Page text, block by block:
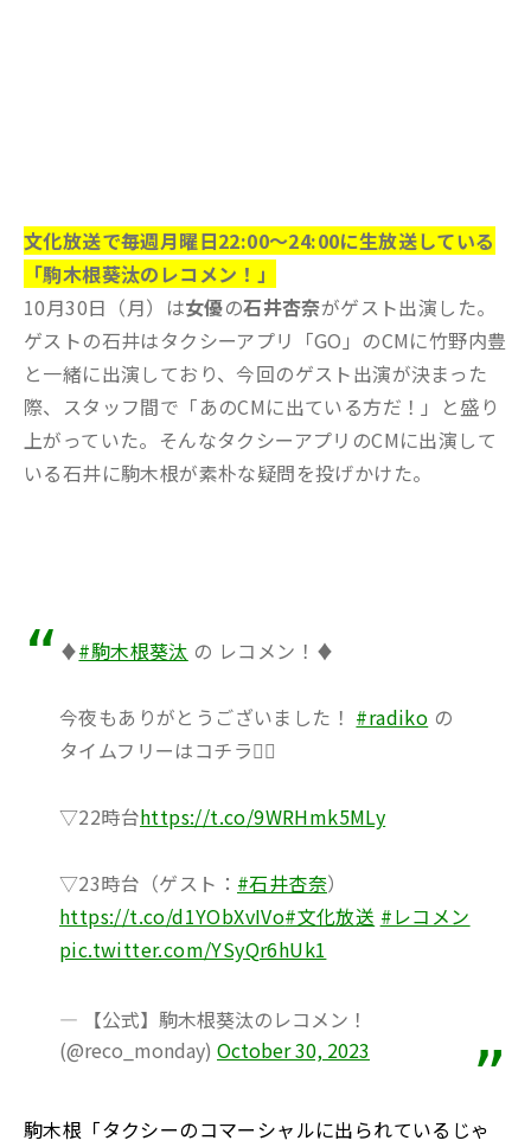
文化放送で毎週月曜日22:00～24:00に生放送している
「駒木根葵汰のレコメン！」
10月30日（月）は女優の石井杏奈がゲスト出演した。
ゲストの石井はタクシーアプリ「GO」のCMに竹野内豊
と一緒に出演しており、今回のゲスト出演が決まった
際、スタッフ間で「あのCMに出ている方だ！」と盛り
上がっていた。そんなタクシーアプリのCMに出演して
いる石井に駒木根が素朴な疑問を投げかけた。
♦️#駒木根葵汰 の レコメン！♦️
今夜もありがとうございました！ #radiko の
タイムフリーはコチラ💁‍♀️
▽22時台https://t.co/9WRHmk5MLy
▽23時台（ゲスト： #石井杏奈）
https://t.co/d1YObXvIVo#文化放送 #レコメン
pic.twitter.com/YSyQr6hUk1
— 【公式】駒木根葵汰のレコメン！
(@reco_monday) October 30, 2023
駒木根「タクシーのコマーシャルに出られているじゃ